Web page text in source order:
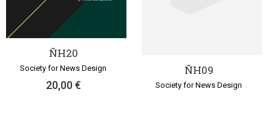
ÑH20
Society for News Design
20,00 €
ÑH09
Society for News Design